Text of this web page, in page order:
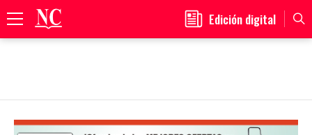
content
Edición digital